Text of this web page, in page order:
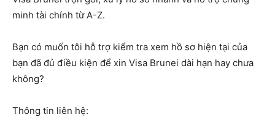
minh tài chính từ A-Z.
Bạn có muốn tôi hỗ trợ kiểm tra xem hồ sơ hiện tại của
bạn đã đủ điều kiện để xin Visa Brunei dài hạn hay chưa
không?
Thông tin liên hệ: